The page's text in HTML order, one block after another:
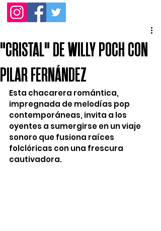
"CRISTAL" DE WILLY POCH CON
PILAR FERNÁNDEZ
Esta chacarera romántica,
impregnada de melodías pop
contemporáneas, invita a los
oyentes a sumergirse en un viaje
sonoro que fusiona raíces
folclóricas con una frescura
cautivadora.